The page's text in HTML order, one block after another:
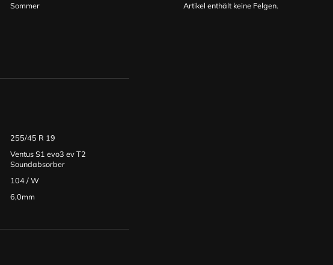
Artikel enthält keine Felgen.
Sommer
Ventus S1 evo3 ev T2
Soundabsorber
104/W
6,0mm
255/45 R 19